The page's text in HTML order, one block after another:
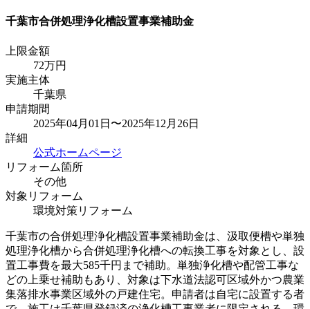
千葉市合併処理浄化槽設置事業補助金
上限金額
72万円
実施主体
千葉県
申請期間
2025年04月01日〜2025年12月26日
詳細
公式ホームページ
リフォーム箇所
その他
対象リフォーム
環境対策リフォーム
千葉市の合併処理浄化槽設置事業補助金は、汲取便槽や単独
処理浄化槽から合併処理浄化槽への転換工事を対象とし、設
置工事費を最大585千円まで補助。単独浄化槽や配管工事な
どの上乗せ補助もあり、対象は下水道法認可区域外かつ農業
集落排水事業区域外の戸建住宅。申請者は自宅に設置する者